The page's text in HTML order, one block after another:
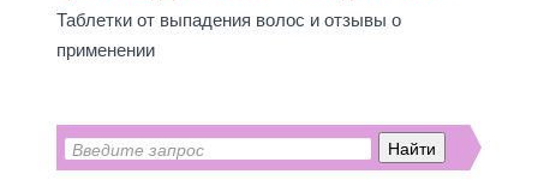
Таблетки от выпадения волос и отзывы о
применении